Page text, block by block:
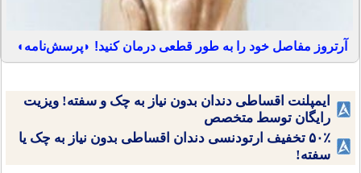
آرتروز مفاصل خود را به طور قطعی درمان کنید! ◗پرسش‌نامه◖
ایمپلنت اقساطی دندان بدون نیاز به چک و سفته! ویزیت
رایگان توسط متخصص
۵۰٪ تخفیف ارتودنسی دندان اقساطی بدون نیاز به چک یا
سفته!